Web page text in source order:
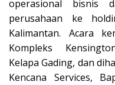
operasional bisnis
perusahaan ke
Kalimantan. Acara
Kompleks
Kelapa Gading, dan
Kencana Services,